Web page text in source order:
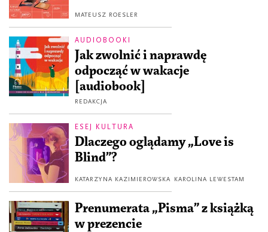
MATEUSZ ROESLER
AUDIOBOOKI
Jak zwolnić i naprawdę
odpocząć w wakacje
[audiobook]
REDAKCJA
ESEJ KULTURA
Dlaczego oglądamy „Love is
Blind”?
KATARZYNA KAZIMIEROWSKA KAROLINA LEWESTAM
Prenumerata „Pisma” z książką
w prezencie